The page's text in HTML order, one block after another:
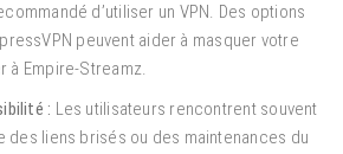
d’utiliser un VPN. Des options
peuvent aider à masquer votre
à Empire-Streamz.
: Les utilisateurs rencontrent souvent
des liens brisés ou des maintenances du